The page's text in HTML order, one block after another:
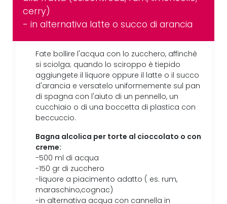
cerry)
- in alternativa latte o succo di arancia
Fate bollire l'acqua con lo zucchero, affinchè
si sciolga; quando lo sciroppo è tiepido
aggiungete il liquore oppure il latte o il succo
d'arancia e versatelo uniformemente sul pan
di spagna con l'aiuto di un pennello, un
cucchiaio o di una boccetta di plastica con
beccuccio.
Bagna alcolica per torte al cioccolato o con
creme:
-500 ml di acqua
-150 gr di zucchero
-liquore a piacimento adatto ( es. rum,
maraschino,cognac)
-in alternativa acqua con cannella in